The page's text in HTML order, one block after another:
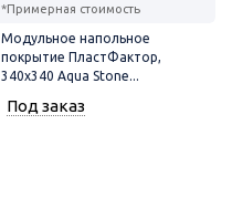
*Примерная стоимость
Модульное напольное
покрытие ПластФактор,
340x340 Aqua Stone...
Под заказ